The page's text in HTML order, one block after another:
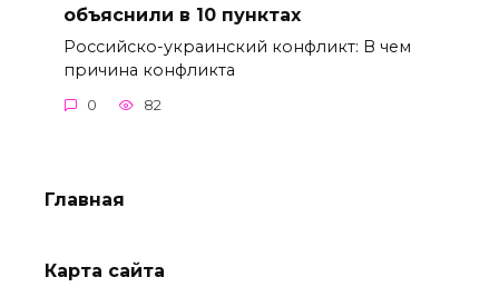
объяснили в 10 пунктах
Российско-украинский конфликт: В чем
причина конфликта
0 82
Главная
Карта сайта